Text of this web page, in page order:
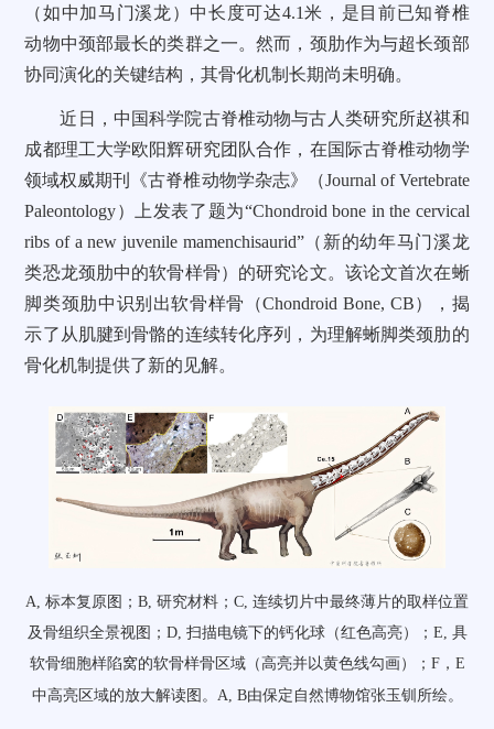
（如中加马门溪龙）中长度可达4.1米，是目前已知脊椎
动物中颈部最长的类群之一。然而，颈肋作为与超长颈部
协同演化的关键结构，其骨化机制长期尚未明确。
近日，中国科学院古脊椎动物与古人类研究所赵祺和
成都理工大学欧阳辉研究团队合作，在国际古脊椎动物学
领域权威期刊《古脊椎动物学杂志》（Journal of Vertebrate
Paleontology）上发表了题为“Chondroid bone in the cervical
ribs of a new juvenile mamenchisaurid”（新的幼年马门溪龙
类恐龙颈肋中的软骨样骨）的研究论文。该论文首次在蜥
脚类颈肋中识别出软骨样骨（Chondroid Bone, CB），揭
示了从肌腱到骨骼的连续转化序列，为理解蜥脚类颈肋的
骨化机制提供了新的见解。
A, 标本复原图；B, 研究材料；C, 连续切片中最终薄片的取样位置
及骨组织全景视图；D, 扫描电镜下的钙化球（红色高亮）；E, 具
软骨细胞样陷窝的软骨样骨区域（高亮并以黄色线勾画）； F，E
中高亮区域的放大解读图。A, B由保定自然博物馆张玉钏所绘。